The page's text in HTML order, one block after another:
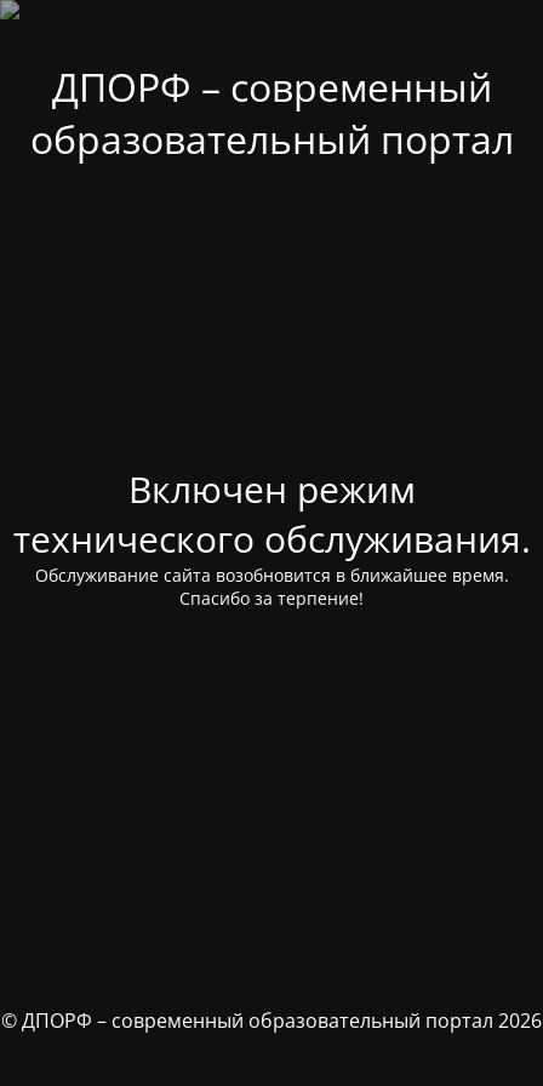
ДПОРФ – современный
образовательный портал
Включен режим
технического обслуживания.
Обслуживание сайта возобновится в ближайшее время.
Спасибо за терпение!
© ДПОРФ – современный образовательный портал 2026